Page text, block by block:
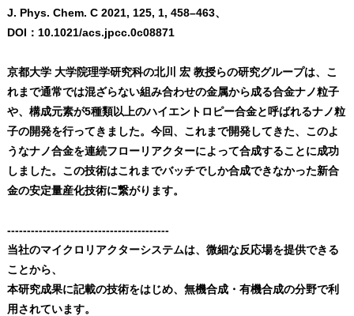
J. Phys. Chem. C 2021, 125, 1, 458–463、
DOI：10.1021/acs.jpcc.0c08871
京都大学 大学院理学研究科の北川 宏 教授らの研究グループは、こ
れまで通常では混ざらない組み合わせの金属から成る合金ナノ粒子
や、構成元素が5種類以上のハイエントロピー合金と呼ばれるナノ粒
子の開発を行ってきました。今回、これまで開発してきた、このよ
うなナノ合金を連続フローリアクターによって合成することに成功
しました。この技術はこれまでバッチでしか合成できなかった新合
金の安定量産化技術に繋がります。
-----------------------------------------
当社のマイクロリアクターシステムは、微細な反応場を提供できる
ことから、
本研究成果に記載の技術をはじめ、無機合成・有機合成の分野で利
用されています。